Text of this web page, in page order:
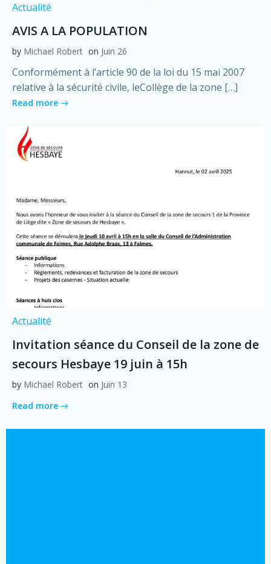
Actualité
AVIS A LA POPULATION
by Michael Robert on Juin 26
Conformément à l’article 90 de la loi du 15 mai 2007
relative à la sécurité civile, leCollège de la zone […]
Read more
Actualité
Invitation séance du Conseil de la zone de
secours Hesbaye 19 juin à 15h
by Michael Robert on Juin 13
Read more